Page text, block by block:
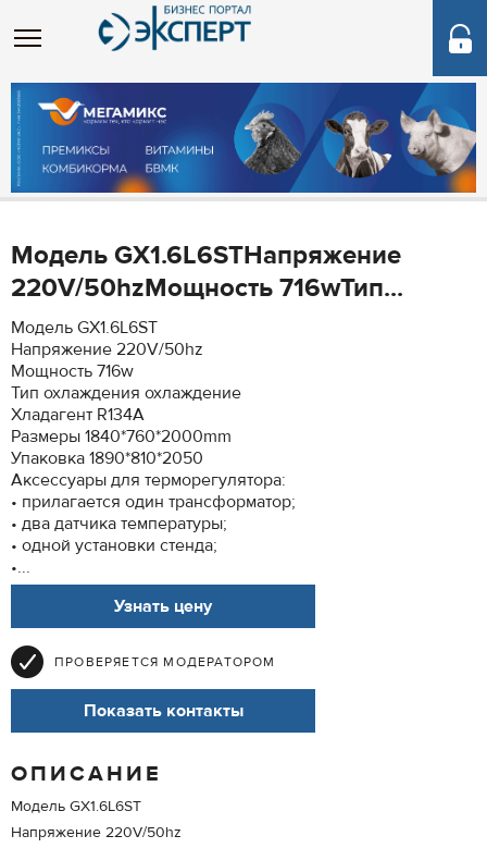
Модель GX1.6L6STНапряжение
220V/50hzМощность 716wТип...
Модель GX1.6L6ST
Напряжение 220V/50hz
Мощность 716w
Тип охлаждения охлаждение
Хладагент R134A
Размеры 1840*760*2000mm
Упаковка 1890*810*2050
Аксессуары для терморегулятора:
• прилагается один трансформатор;
• два датчика температуры;
• одной установки стенда;
•...
Узнать цену
ПРОВЕРЯЕТСЯ МОДЕРАТОРОМ
Показать контакты
ОПИСАНИЕ
Модель GX1.6L6ST
Напряжение 220V/50hz